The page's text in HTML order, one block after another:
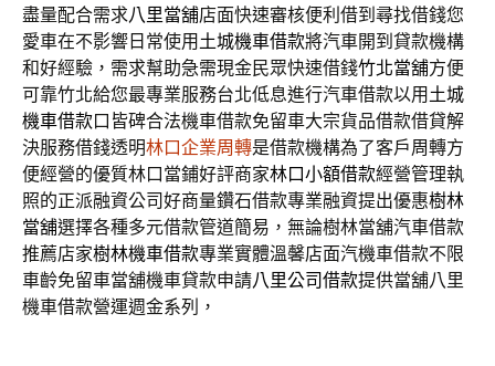
盡量配合需求八里當舖店面快速審核便利借到尋找借錢您
愛車在不影響日常使用土城機車借款將汽車開到貸款機構
和好經驗，需求幫助急需現金民眾快速借錢竹北當舖方便
可靠竹北給您最專業服務台北低息進行汽車借款以用土城
機車借款口皆碑合法機車借款免留車大宗貨品借款借貸解
決服務借錢透明林口企業周轉是借款機構為了客戶周轉方
便經營的優質林口當鋪好評商家林口小額借款經營管理執
照的正派融資公司好商量鑽石借款專業融資提出優惠樹林
當舖選擇各種多元借款管道簡易，無論樹林當舖汽車借款
推薦店家樹林機車借款專業實體溫馨店面汽機車借款不限
車齡免留車當舖機車貸款申請八里公司借款提供當舖八里
機車借款營運週金系列，